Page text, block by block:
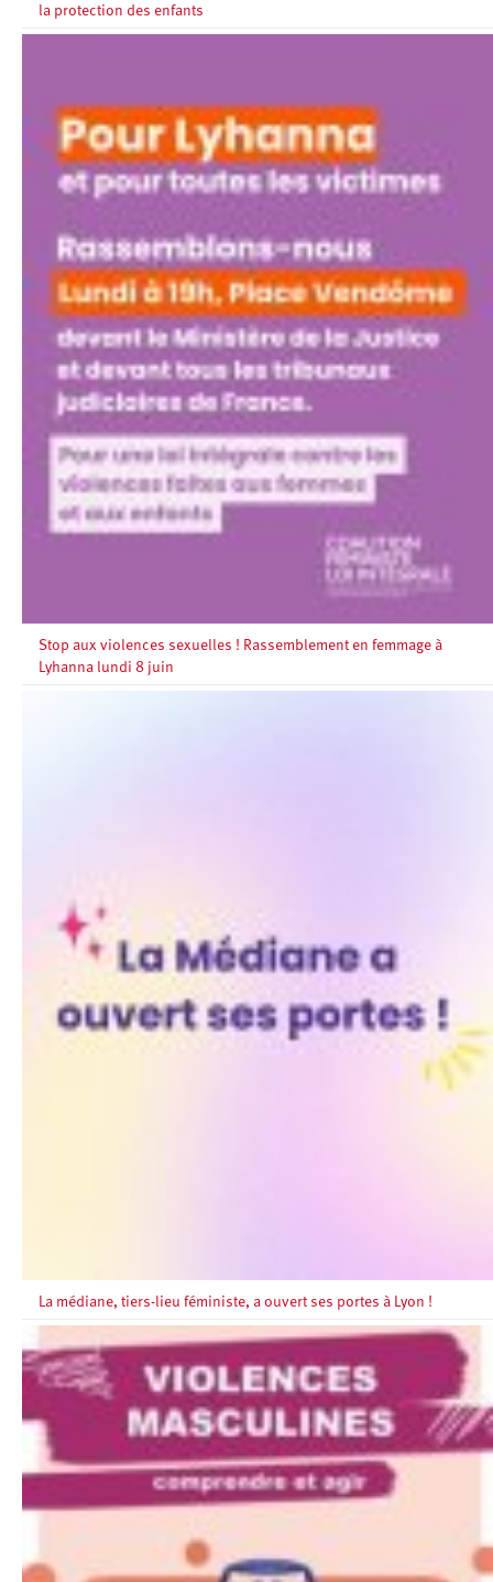
la protection des enfants
Stop aux violences sexuelles ! Rassemblement en femmage à
Lyhanna lundi 8 juin
La médiane, tiers-lieu féministe, a ouvert ses portes à Lyon !